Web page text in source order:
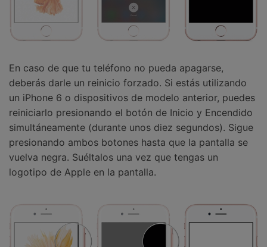
En caso de que tu teléfono no pueda apagarse,
deberás darle un reinicio forzado. Si estás utilizando
un iPhone 6 o dispositivos de modelo anterior, puedes
reiniciarlo presionando el botón de Inicio y Encendido
simultáneamente (durante unos diez segundos). Sigue
presionando ambos botones hasta que la pantalla se
vuelva negra. Suéltalos una vez que tengas un
logotipo de Apple en la pantalla.